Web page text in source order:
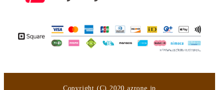
Copyright (C) 2020 azrone.jp